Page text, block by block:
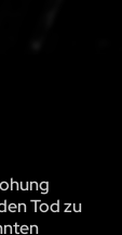
Tod zu